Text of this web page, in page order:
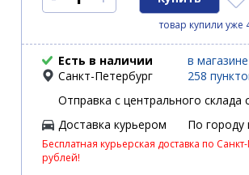
товар купили уже
Есть в наличии
в магазине
Санкт-Петербург
258
Отправка с центрального склада
Доставка курьером
По городу
Бесплатная курьерская доставка по
рублей!